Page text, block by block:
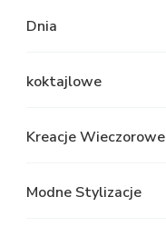
Dnia
koktajlowe
Kreacje Wieczorowe
Modne Stylizacje